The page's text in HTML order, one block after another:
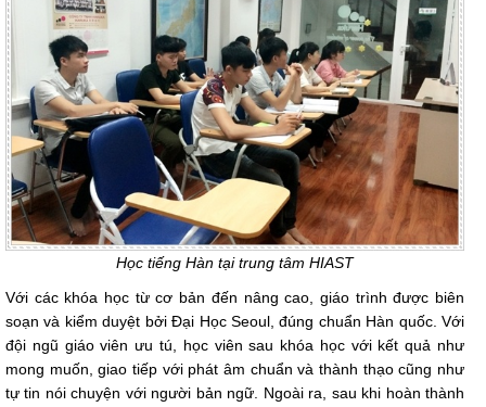
Học tiếng Hàn tại trung tâm HIAST
Với các khóa học từ cơ bản đến nâng cao, giáo trình được biên
soạn và kiểm duyệt bởi Đại Học Seoul, đúng chuẩn Hàn quốc. Với
đội ngũ giáo viên ưu tú, học viên sau khóa học với kết quả như
mong muốn, giao tiếp với phát âm chuẩn và thành thạo cũng như
tự tin nói chuyện với người bản ngữ. Ngoài ra, sau khi hoàn thành